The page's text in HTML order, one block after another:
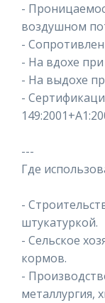
-
воздушном
-
- На вдохе
- На выдохе
-
---
Где
-
штукатуркой.
- Сельское
кормов.
-
металлургия,